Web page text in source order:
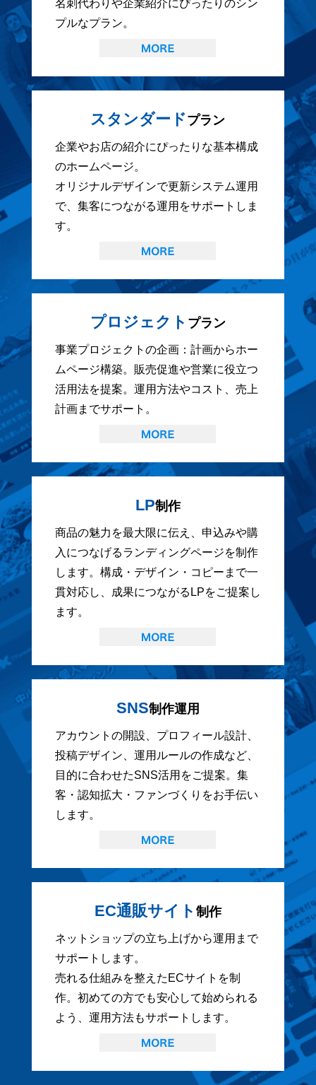
名刺代わりや企業紹介にぴったりのシン
プルなプラン。
スタンダードプラン
企業やお店の紹介にぴったりな基本構成
のホームページ。
オリジナルデザインで更新システム運用
で、集客につながる運用をサポートしま
す。
プロジェクト プラン
事業プロジェクトの企画：計画からホー
ムページ構築。販売促進や営業に役立つ
活用法を提案。運用方法やコスト、売上
計画までサポート。
LP制作
商品の魅力を最大限に伝え、申込みや購
入につなげるランディングページを制作
します。構成・デザイン・コピーまで一
貫対応し、成果につながるLPをご提案し
ます。
SNS制作運用
アカウントの開設、プロフィール設計、
投稿デザイン、運用ルールの作成など、
目的に合わせたSNS活用をご提案。集
客・認知拡大・ファンづくりをお手伝い
します。
EC通販サイト 制作
ネットショップの立ち上げから運用まで
サポートします。
売れる仕組みを整えたECサイトを制
作。初めての方でも安心して始められる
よう、運用方法もサポートします。